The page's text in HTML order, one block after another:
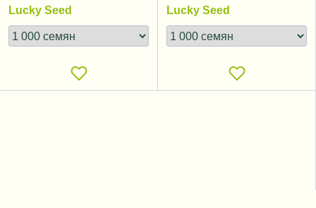
Lucky Seed Lucky Seed